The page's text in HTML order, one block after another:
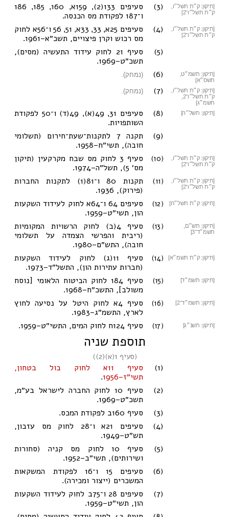
(3)
[תיקון: ק״ת תשל״ו,
ק״ת תשל״ו־2]
סעיפים 133(2) , 159א ,
160
,
185
,
186
ו־187 לפקודת מס הכנסה
.
(4)
[תיקון: ק״ת תשל״ו,
ק״ת תשל״ו־2]
סעיפים 25א ,
33
, 33א ,
51
,
56
ו־56א לחוק
מס רכוש וקרן פיצויים, תשכ״א–1961
.
(5)
סעיף 21 לחוק עידוד התעשיה (מסים),
תשכ״ט–1969
.
(6)
[תיקון: תשמ״ט,
תשס״א]
(נמחק).
(7)
[תיקון: ק״ת תשל״ו,
תשמ״ג]
(נמחק).
(8) [תיקון: תשל״ה] סעיפים 31 , 49(א) , 49(ד)
ו־50 לפקודת
השותפויות.
(9)
תקנה 7 לתקנות־שעת־חירום (תשלומי
חובה), תשי״ח–1958
.
(10)
[תיקון: ק״ת תשל״ו,
ק״ת תשל״ו־2]
סעיף 3 לחוק מס שבח מקרקעין (תיקון
מס׳ 5), תשל״ה–1974
.
(11)
[תיקון: ק״ת תשל״ו,
ק״ת תשל״ו־2]
תקנות 80 ו־81(1) לתקנות החברות
(פירוק), 1936
.
(12) [תיקון: ק״ת תשל״ח] סעיפים 64
ו־64א לחוק לעידוד השקעות
הון, תשי״ט–1959
.
(13)
[תיקון: תש״ם,
תשמ״ד־3]
סעיף 4(ב) לחוק הרשויות המקומיות
(ריבית והפרשי הצמדה על תשלומי
חובה), התש״ם–1980
.
(14) [תיקון: ק״ת תשמ״א]
סעיף 11(ג) לחוק לעידוד השקעות
(חברות עתירות הון), התשל״ד–1973
.
(15) [תיקון: תשמ״ד]
סעיף 184 לחוק הביטוח הלאומי [נוסח
משולב], התשכ״ח–1968
.
(16) [תיקון: תשמ״ד־2]
סעיף 4א לחוק היטל על נסיעה לחוץ
לארץ, התשמ״ג–1983
.
(17) [תיקון: תשנ״ג] סעיף 124ח לחוק המים, התשי״ט–1959 .
תוספת שניה
(סעיף 1(א)(2) )
(1)
סעיף 11א לחוק בול בטחון,
תשי״ז–1956
.
(2)
סעיף 10 לחוק החברה לישראל בע״מ,
תשכ״ט–1969
.
(3) סעיף 160ב לפקודת המכס .
(4) סעיפים 21א
ו־28 לחוק מס עזבון,
תש״ט–1949
.
(5)
סעיף 10 לחוק מס קניה (סחורות
ושירותים), תשי״ב–1952
.
(6) סעיפים 15
ו־16 לפקודת המשקאות
המשכרים (ייצור ומכירה).
(7) סעיפים 28
ו־75ב לחוק לעידוד השקעות
הון, תשי״ט–1959
.